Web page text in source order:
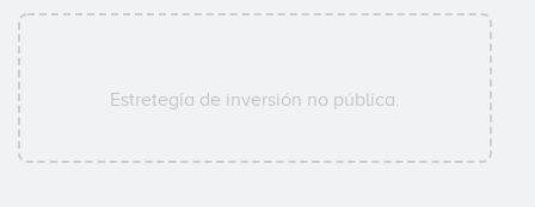
Estretegía de inversión no pública.